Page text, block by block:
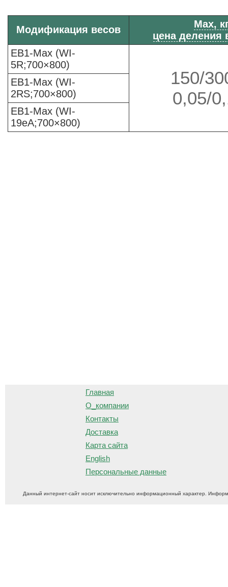
Модификация весов
Мах,
цена деления
ЕВ1-Max (WI-
5R;700×800)
150/
0,05/
ЕВ1-Max (WI-
2RS;700×800)
ЕВ1-Max (WI-
19eA;700×800)
Главная
О_компании
Контакты
Доставка
Карта сайта
English
Персональные данные
Данный интернет-сайт носит исключительно информационный характер.